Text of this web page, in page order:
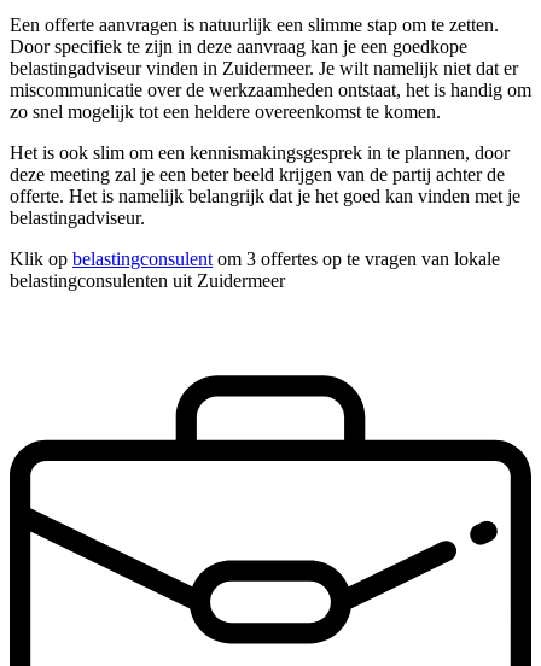
Een offerte aanvragen is natuurlijk een slimme stap om te zetten.
Door specifiek te zijn in deze aanvraag kan je een goedkope
belastingadviseur vinden in Zuidermeer. Je wilt namelijk niet dat er
miscommunicatie over de werkzaamheden ontstaat, het is handig om
zo snel mogelijk tot een heldere overeenkomst te komen.
Het is ook slim om een kennismakingsgesprek in te plannen, door
deze meeting zal je een beter beeld krijgen van de partij achter de
offerte. Het is namelijk belangrijk dat je het goed kan vinden met je
belastingadviseur.
Klik op belastingconsulent om 3 offertes op te vragen van lokale
belastingconsulenten uit Zuidermeer